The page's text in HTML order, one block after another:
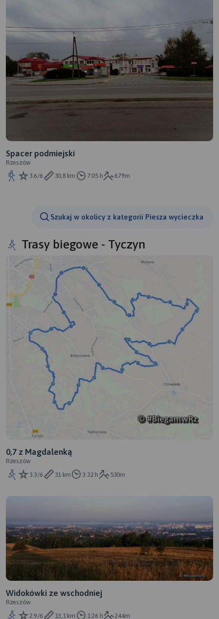
Spacer podmiejski
Rzeszów
3.6/6
30,8 km 7:05 h 679m
Szukaj w okolicy z kategorii Piesza wycieczka
Trasy biegowe - Tyczyn
0,7 z Magdalenką
Rzeszów
3.3/6
31 km 3:32 h 530m
Widokówki ze wschodniej
Rzeszów
2.9/6
13,1 km 1:26 h 244m